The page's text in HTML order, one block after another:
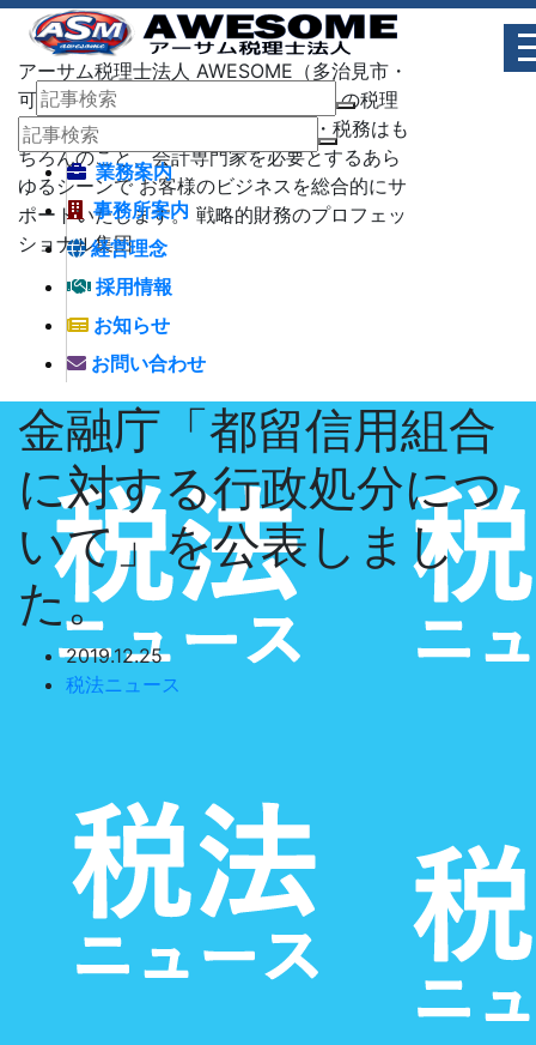
アーサム税理士法人 AWESOME（多治見市・
可児市・瑞浪市・土岐市） -地域No1 の税理
士法人 アーサム税理士法人 – 会計・税務はも
ちろんのこと、会計専門家を必要とするあら
ゆるシーンで お客様のビジネスを総合的にサ
ポートいたします。 戦略的財務のプロフェッ
ショナル集団
業務案内
事務所案内
経営理念
採用情報
お知らせ
お問い合わせ
金融庁「都留信用組合
に対する行政処分につ
いて」を公表しまし
た。
2019.12.25
税法ニュース